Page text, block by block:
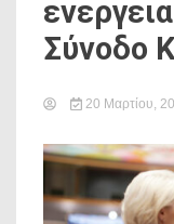
Σύνοδο
20 Μαρτίου,